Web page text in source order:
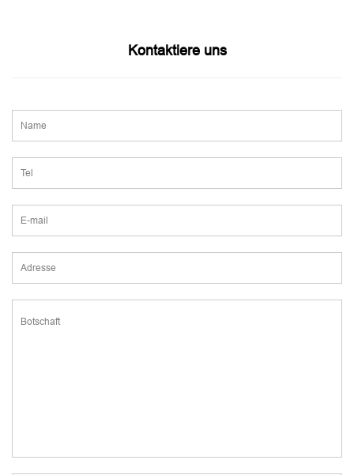
Kontaktiere uns